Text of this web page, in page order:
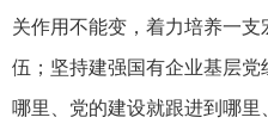
关作用不能变，着力培养一
伍；坚持建强国有企业基层党
哪里、党的建设就跟进到哪